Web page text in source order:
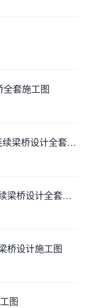
套施工图
【江苏】某40+3x60+40m连续梁桥设计全套施工图
【广东】60+2x100+60m连续梁桥设计全套施工图
桥设计施工图
图